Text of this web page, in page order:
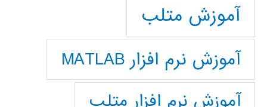
آموزش متلب
آموزش نرم افزار MATLAB
آموزش نرم افزار متلب